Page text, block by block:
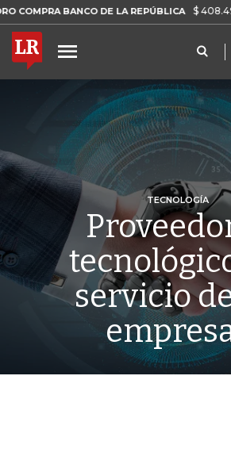
BANCO DE LA REPÚBLICA $ 408.498,97 +$
TECNOLOGÍA
servicio